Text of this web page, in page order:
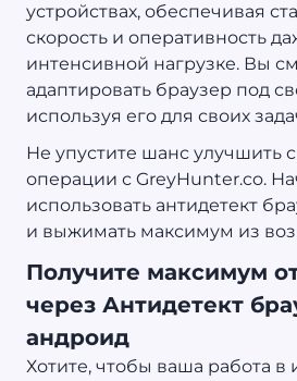
устройствах, обеспечивая
скорость и оперативность
интенсивной нагрузке. Вы
адаптировать браузер под
используя его для своих
Не упустите шанс улучшить
операции с GreyHunter.co.
использовать антидетект
и выжимать максимум из
Получите максимум
через Антидетект
андроид
Хотите, чтобы ваша работа в